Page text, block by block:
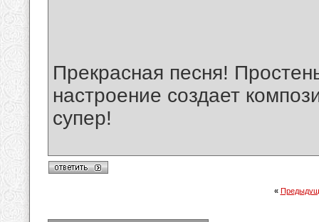
Прекрасная песня!
настроение создает
супер!
«